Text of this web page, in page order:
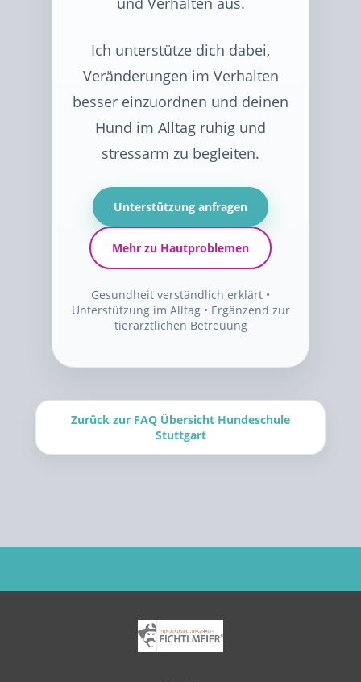
Ich unterstütze dich dabei,
Veränderungen im Verhalten
besser einzuordnen und deinen
Hund im Alltag ruhig und
stressarm zu begleiten.
Unterstützung anfragen
Mehr zu Hautproblemen
Gesundheit verständlich erklärt •
Unterstützung im Alltag • Ergänzend zur
tierärztlichen Betreuung
Zurück zur FAQ Übersicht Hundeschule
Stuttgart